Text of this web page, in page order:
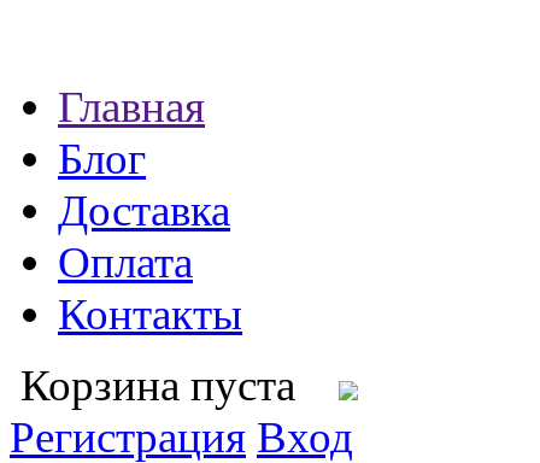
Главная
Блог
Доставка
Оплата
Контакты
Корзина пуста
Регистрация Вход